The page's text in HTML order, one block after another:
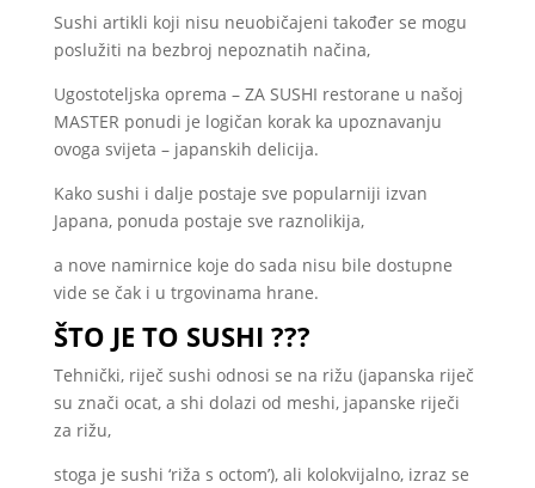
Sushi artikli koji nisu neuobičajeni također se mogu
poslužiti na bezbroj nepoznatih načina,
Ugostoteljska oprema – ZA SUSHI restorane u našoj
MASTER ponudi je logičan korak ka upoznavanju
ovoga svijeta – japanskih delicija.
Kako sushi i dalje postaje sve popularniji izvan
Japana, ponuda postaje sve raznolikija,
a nove namirnice koje do sada nisu bile dostupne
vide se čak i u trgovinama hrane.
ŠTO JE TO SUSHI ???
Tehnički, riječ sushi odnosi se na rižu (japanska riječ
su znači ocat, a shi dolazi od meshi, japanske riječi
za rižu,
stoga je sushi ‘riža s octom’), ali kolokvijalno, izraz se